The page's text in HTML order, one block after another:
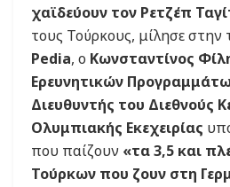
χαϊδεύουν τον Ρετζέπ
τους Τούρκους, μίλησε στην
Pedia, ο Κωνσταντίνος
Ερευνητικών
Διευθυντής του Διεθνούς
Ολυμπιακής Εκεχειρίας
που παίζουν «τα 3,5 και
Τούρκων που ζουν στη